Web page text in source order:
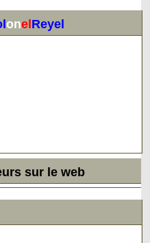
onelReyel
sur le web